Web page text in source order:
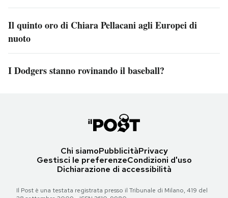
Il quinto oro di Chiara Pellacani agli Europei di
nuoto
I Dodgers stanno rovinando il baseball?
Chi siamoPubblicitàPrivacy
Gestisci le preferenzeCondizioni d'uso
Dichiarazione di accessibilità
Il Post è una testata registrata presso il Tribunale di Milano, 419 del